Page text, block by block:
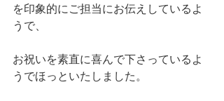
を印象的にご担当にお伝えしているよ
うで、
お祝いを素直に喜んで下さっているよ
うでほっといたしました。